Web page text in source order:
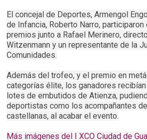
El concejal de Deportes, Armengol
de Infancia, Roberto Narro, participaron
premios junto a Rafael Merinero,
Witzenmann y un representante de la
Comunidades.
Además del trofeo, y el premio en
categorías élite, los ganadores
lotes de embutidos de Atienza,
deportistas como los acompañantes
castellanas, al acabar el evento.
Más imágenes del I XCO Ciudad de